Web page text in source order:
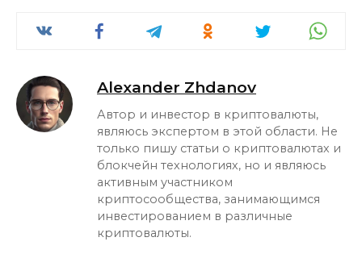
Alexander Zhdanov
Автор и инвестор в криптовалюты,
являюсь экспертом в этой области. Не
только пишу статьи о криптовалютах и
блокчейн технологиях, но и являюсь
активным участником
криптосообщества, занимающимся
инвестированием в различные
криптовалюты.